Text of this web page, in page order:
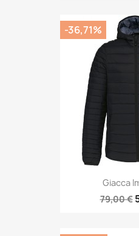
Giacca
79,00 €
-36,71%